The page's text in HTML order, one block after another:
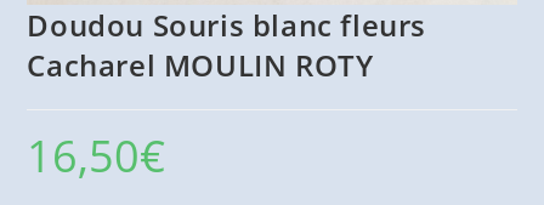
Doudou Souris blanc fleurs
Cacharel MOULIN ROTY
16,50€